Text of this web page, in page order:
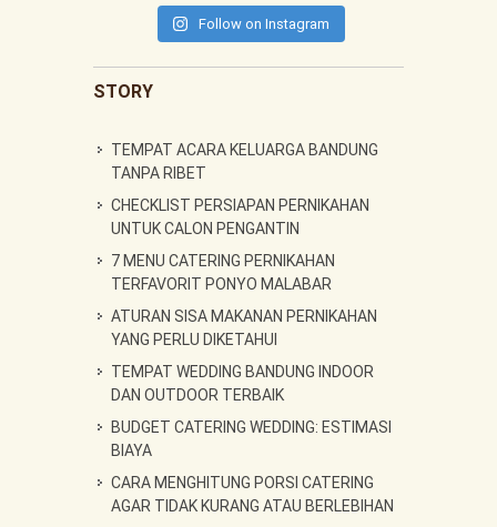
Follow on Instagram
STORY
TEMPAT ACARA KELUARGA BANDUNG
TANPA RIBET
CHECKLIST PERSIAPAN PERNIKAHAN
UNTUK CALON PENGANTIN
7 MENU CATERING PERNIKAHAN
TERFAVORIT PONYO MALABAR
ATURAN SISA MAKANAN PERNIKAHAN
YANG PERLU DIKETAHUI
TEMPAT WEDDING BANDUNG INDOOR
DAN OUTDOOR TERBAIK
BUDGET CATERING WEDDING: ESTIMASI
BIAYA
CARA MENGHITUNG PORSI CATERING
AGAR TIDAK KURANG ATAU BERLEBIHAN